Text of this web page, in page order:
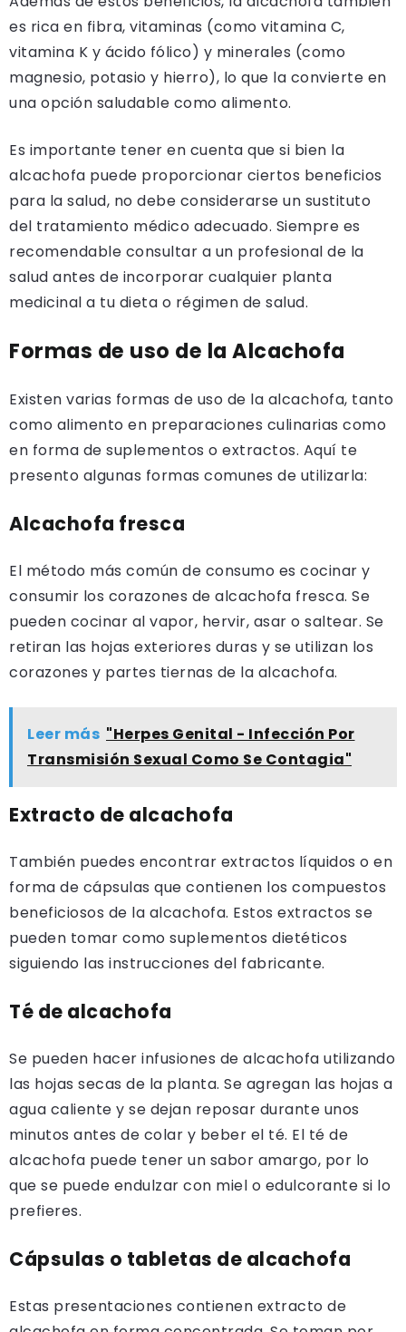
es rica en fibra, vitaminas (como vitamina C,
vitamina K y ácido fólico) y minerales (como
magnesio, potasio y hierro), lo que la convierte en
una opción saludable como alimento.
Es importante tener en cuenta que si bien la
alcachofa puede proporcionar ciertos beneficios
para la salud, no debe considerarse un sustituto
del tratamiento médico adecuado. Siempre es
recomendable consultar a un profesional de la
salud antes de incorporar cualquier planta
medicinal a tu dieta o régimen de salud.
Formas de uso de la Alcachofa
Existen varias formas de uso de la alcachofa, tanto
como alimento en preparaciones culinarias como
en forma de suplementos o extractos. Aquí te
presento algunas formas comunes de utilizarla:
Alcachofa fresca
El método más común de consumo es cocinar y
consumir los corazones de alcachofa fresca. Se
pueden cocinar al vapor, hervir, asar o saltear. Se
retiran las hojas exteriores duras y se utilizan los
corazones y partes tiernas de la alcachofa.
Leer más "Herpes Genital - Infección Por
Transmisión Sexual Como Se Contagia"
Extracto de alcachofa
También puedes encontrar extractos líquidos o en
forma de cápsulas que contienen los compuestos
beneficiosos de la alcachofa. Estos extractos se
pueden tomar como suplementos dietéticos
siguiendo las instrucciones del fabricante.
Té de alcachofa
Se pueden hacer infusiones de alcachofa utilizando
las hojas secas de la planta. Se agregan las hojas a
agua caliente y se dejan reposar durante unos
minutos antes de colar y beber el té. El té de
alcachofa puede tener un sabor amargo, por lo
que se puede endulzar con miel o edulcorante si lo
prefieres.
Cápsulas o tabletas de alcachofa
Estas presentaciones contienen extracto de